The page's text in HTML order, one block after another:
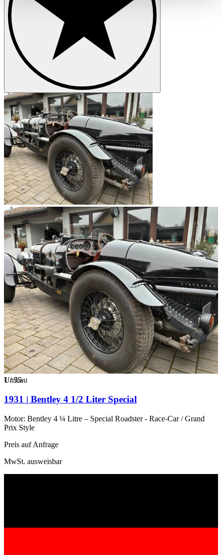
haben oder die sie im Rahmen Ihrer Nutzung der Dienste
gesammelt haben.
Datenschutzerklärung
1/55
Umbau
1931 | Bentley 4 1/2 Liter Special
Motor: Bentley 4 ¼ Litre – Special Roadster - Race-Car / Grand
Prix Style
Preis auf Anfrage
MwSt. ausweisbar